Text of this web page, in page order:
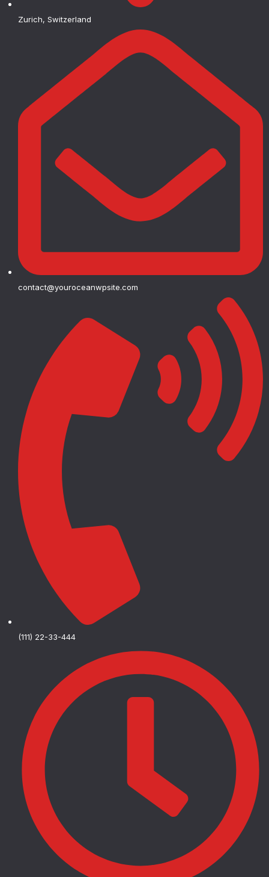
Zurich, Switzerland
contact@youroceanwpsite.com
(111) 22-33-444